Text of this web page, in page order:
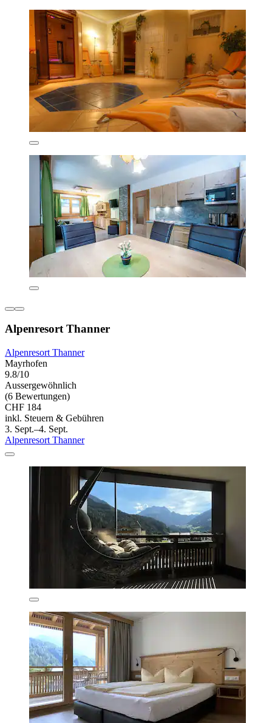
Alpenresort Thanner
Alpenresort Thanner
Mayrhofen
9.8/10
Aussergewöhnlich
(6 Bewertungen)
CHF 184
inkl. Steuern & Gebühren
3. Sept.–4. Sept.
Alpenresort Thanner